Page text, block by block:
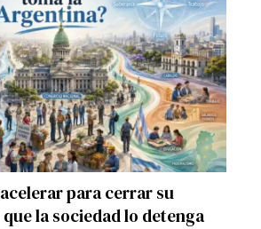
para cerrar su
la sociedad lo detenga